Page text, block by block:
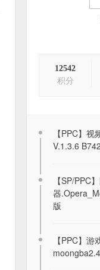
12542
积分
【PPC】
V.1.3.6
【SP/PPC
器
版
【PPC】
2020-11-30
2022-02-19